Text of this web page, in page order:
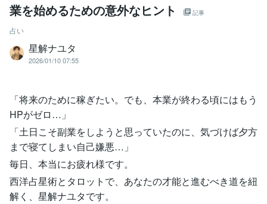
業を始めるための意外なヒント
記事
占い
星解ナユタ
2026/01/10 07:55
「将来のために稼ぎたい。でも、本業が終わる頃にはもう
HPがゼロ…」
「土日こそ副業をしようと思っていたのに、気づけば夕方
まで寝てしまい自己嫌悪…」
毎日、本当にお疲れ様です。
西洋占星術とタロットで、あなたの才能と進むべき道を紐
解く、星解ナユタです。